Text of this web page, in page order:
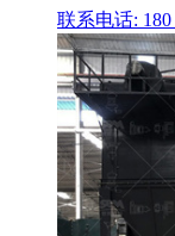
联系电话: 180